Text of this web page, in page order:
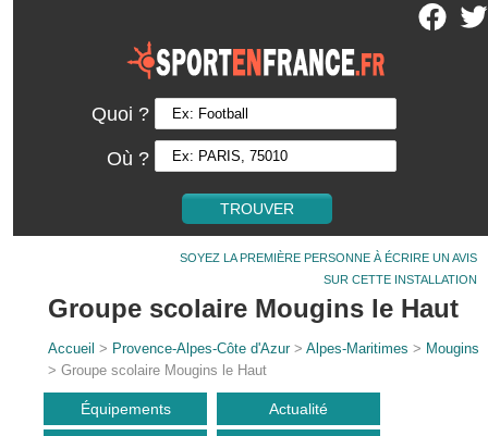
Quoi ?
Où ?
SOYEZ LA PREMIÈRE PERSONNE À ÉCRIRE UN AVIS
SUR CETTE INSTALLATION
Groupe scolaire Mougins le Haut
Accueil > Provence-Alpes-Côte d'Azur>Alpes-Maritimes > Mougins
> Groupe scolaire Mougins le Haut
Équipements Actualité